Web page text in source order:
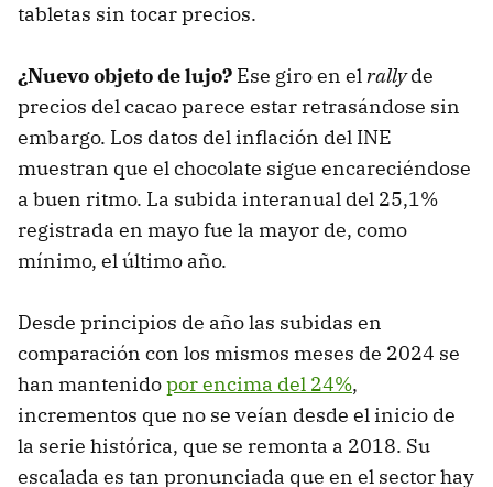
tabletas sin tocar precios.
¿Nuevo objeto de lujo? Ese giro en elrallyde
precios del cacao parece estar retrasándose sin
embargo. Los datos del inflación del INE
muestran que el chocolate sigue encareciéndose
a buen ritmo. La subida interanual del 25,1%
registrada en mayo fue la mayor de, como
mínimo, el último año.
Desde principios de año las subidas en
comparación con los mismos meses de 2024 se
han mantenidopor encima del 24%,
incrementos que no se veían desde el inicio de
la serie histórica, que se remonta a 2018. Su
escalada es tan pronunciada que en el sector hay